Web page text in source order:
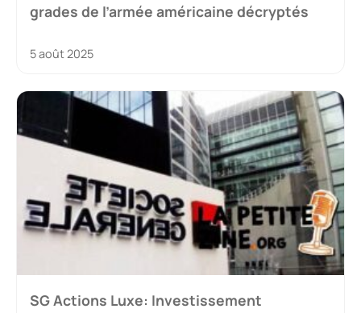
grades de l’armée américaine décryptés
5 août 2025
SG Actions Luxe: Investissement